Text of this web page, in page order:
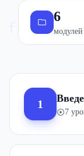
6
модулей
1
7